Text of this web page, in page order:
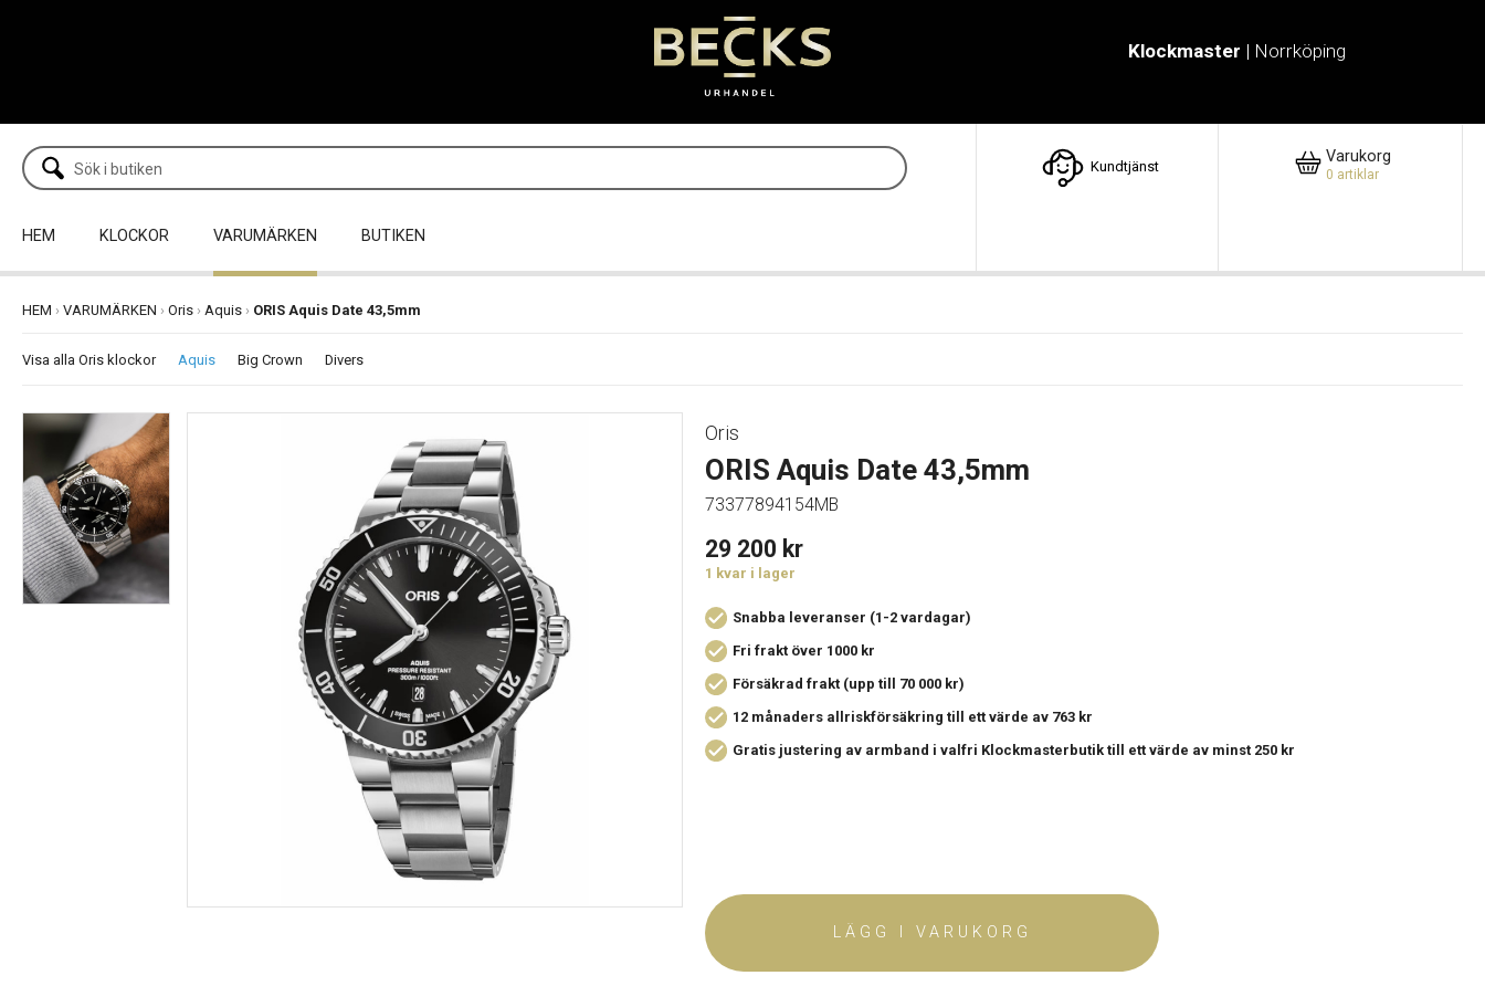
Klockmaster | Norrköping
Kundtjänst
Varukorg
0 artiklar
HEM KLOCKOR VARUMÄRKEN BUTIKEN
HEM › VARUMÄRKEN › Oris › Aquis › ORIS Aquis Date 43,5mm
Visa alla Oris klockor Aquis Big Crown Divers
Oris
ORIS Aquis Date 43,5mm
73377894154MB
29 200 kr
1 kvar i lager
Snabba leveranser (1-2 vardagar)
Fri frakt över 1000 kr
Försäkrad frakt (upp till 70 000 kr)
12 månaders allriskförsäkring till ett värde av 763 kr
Gratis justering av armband i valfri Klockmasterbutik till ett värde av minst 250 kr
LÄGG I VARUKORG